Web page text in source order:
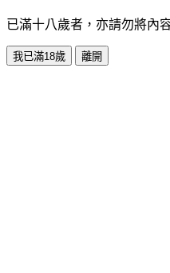
已滿十八歲者，亦請勿將內
我已滿18歲 離開